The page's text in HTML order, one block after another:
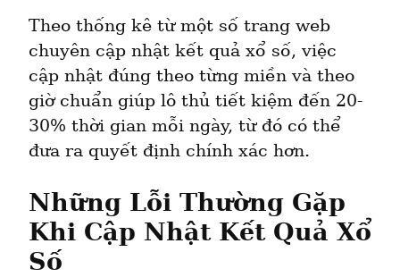
Theo thống kê từ một số trang web
chuyên cập nhật kết quả xổ số, việc
cập nhật đúng theo từng miền và theo
giờ chuẩn giúp lô thủ tiết kiệm đến 20-
30% thời gian mỗi ngày, từ đó có thể
đưa ra quyết định chính xác hơn.
Những Lỗi Thường Gặp
Khi Cập Nhật Kết Quả Xổ
Số